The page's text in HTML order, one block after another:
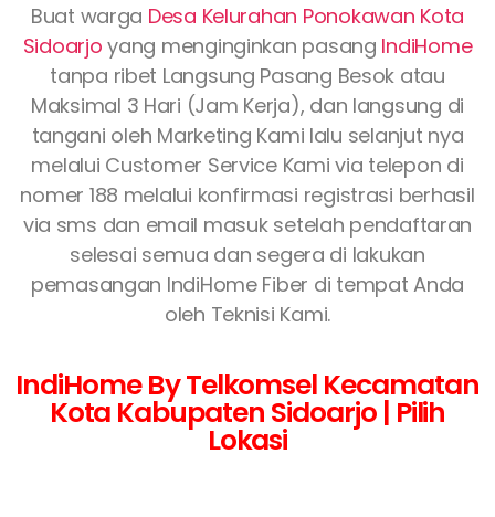
Buat warga Desa Kelurahan Ponokawan Kota
Sidoarjoyang menginginkan pasang IndiHome
tanpa ribet Langsung Pasang Besok atau
Maksimal 3 Hari (Jam Kerja), dan langsung di
tangani oleh Marketing Kami lalu selanjut nya
melalui Customer Service Kami via telepon di
nomer 188 melalui konfirmasi registrasi berhasil
via sms dan email masuk setelah pendaftaran
selesai semua dan segera di lakukan
pemasangan IndiHome Fiber di tempat Anda
oleh Teknisi Kami.
IndiHome By Telkomsel Kecamatan
Kota Kabupaten Sidoarjo | Pilih
Lokasi